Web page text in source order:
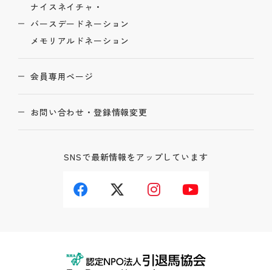
ナイスネイチャ・
バースデードネーション
メモリアルドネーション
会員専用ページ
お問い合わせ・登録情報変更
SNSで最新情報をアップしています